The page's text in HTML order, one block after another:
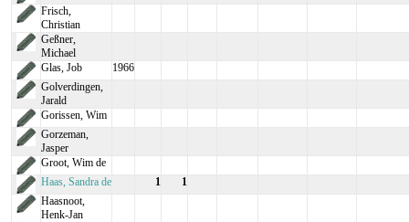
Frisch,
Christian
Geßner,
Michael
Glas, Job
1966
Golverdingen,
Jarald
Gorissen, Wim
Gorzeman,
Jasper
Groot, Wim de
Haas, Sandra de
1
1
Haasnoot,
Henk-Jan